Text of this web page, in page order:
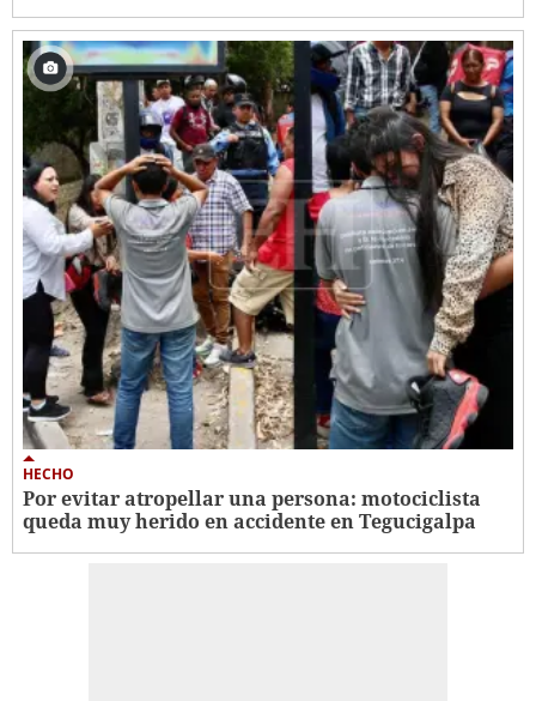
HECHO
Por evitar atropellar una persona: motociclista
queda muy herido en accidente en Tegucigalpa